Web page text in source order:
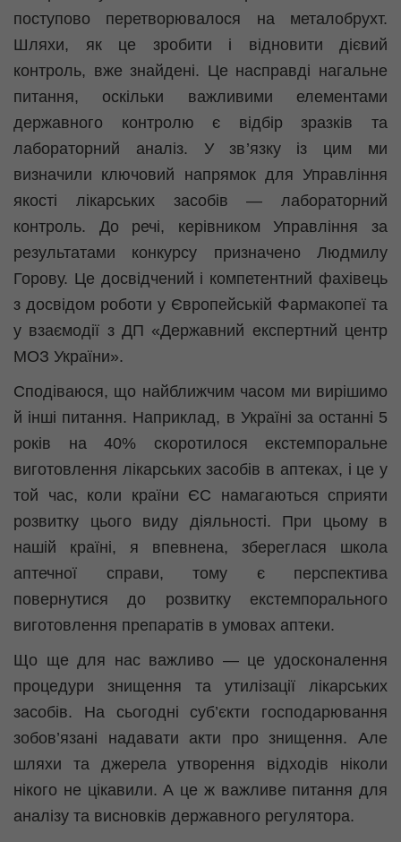
поступово перетворювалося на металобрухт.
Шляхи, як це зробити і відновити дієвий
контроль, вже знайдені. Це насправді нагальне
питання, оскільки важливими елементами
державного контролю є відбір зразків та
лабораторний аналіз. У зв’язку із цим ми
визначили ключовий напрямок для Управління
якості лікарських засобів — лабораторний
контроль. До речі, керівником Управління за
результатами конкурсу призначено Людмилу
Горову. Це досвідчений і компетентний фахівець
з досвідом роботи у Європейській Фармакопеї та
у взаємодії з ДП «Державний експертний центр
МОЗ України».
Сподіваюся, що найближчим часом ми вирішимо
й інші питання. Наприклад, в Україні за останні 5
років на 40% скоротилося екстемпоральне
виготовлення лікарських засобів в аптеках, і це у
той час, коли країни ЄС намагаються сприяти
розвитку цього виду діяльності. При цьому в
нашій країні, я впевнена, збереглася школа
аптечної справи, тому є перспектива
повернутися до розвитку екстемпорального
виготовлення препаратів в умовах аптеки.
Що ще для нас важливо — це удосконалення
процедури знищення та утилізації лікарських
засобів. На сьогодні суб’єкти господарювання
зобов’язані надавати акти про знищення. Але
шляхи та джерела утворення відходів ніколи
нікого не цікавили. А це ж важливе питання для
аналізу та висновків державного регулятора.